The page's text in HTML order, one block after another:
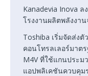
Kanadevia Inova
โรงงานผลิตพลังงา
Toshiba เริ่มจัดส่งตั
คอนโทรลเลอร์มาต
M4V ที่ใช้แกนประม
แอปพลิเคชันควบคุม